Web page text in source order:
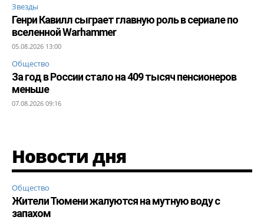
Звезды
Генри Кавилл сыграет главную роль в сериале по
вселенной Warhammer
05.08.2026 13:00
Общество
За год в России стало на 409 тысяч пенсионеров
меньше
07.08.2026 09:16
Новости дня
Общество
Жители Тюмени жалуются на мутную воду с
запахом